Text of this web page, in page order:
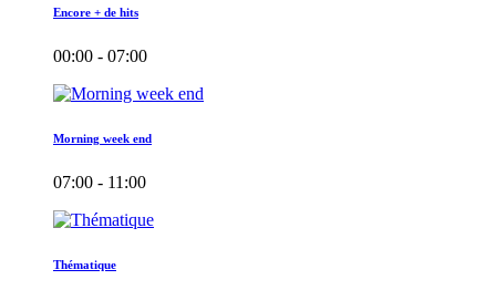
Encore + de hits
00:00 - 07:00
Morning week end
07:00 - 11:00
Thématique